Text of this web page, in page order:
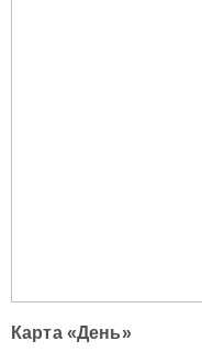
Карта «День»